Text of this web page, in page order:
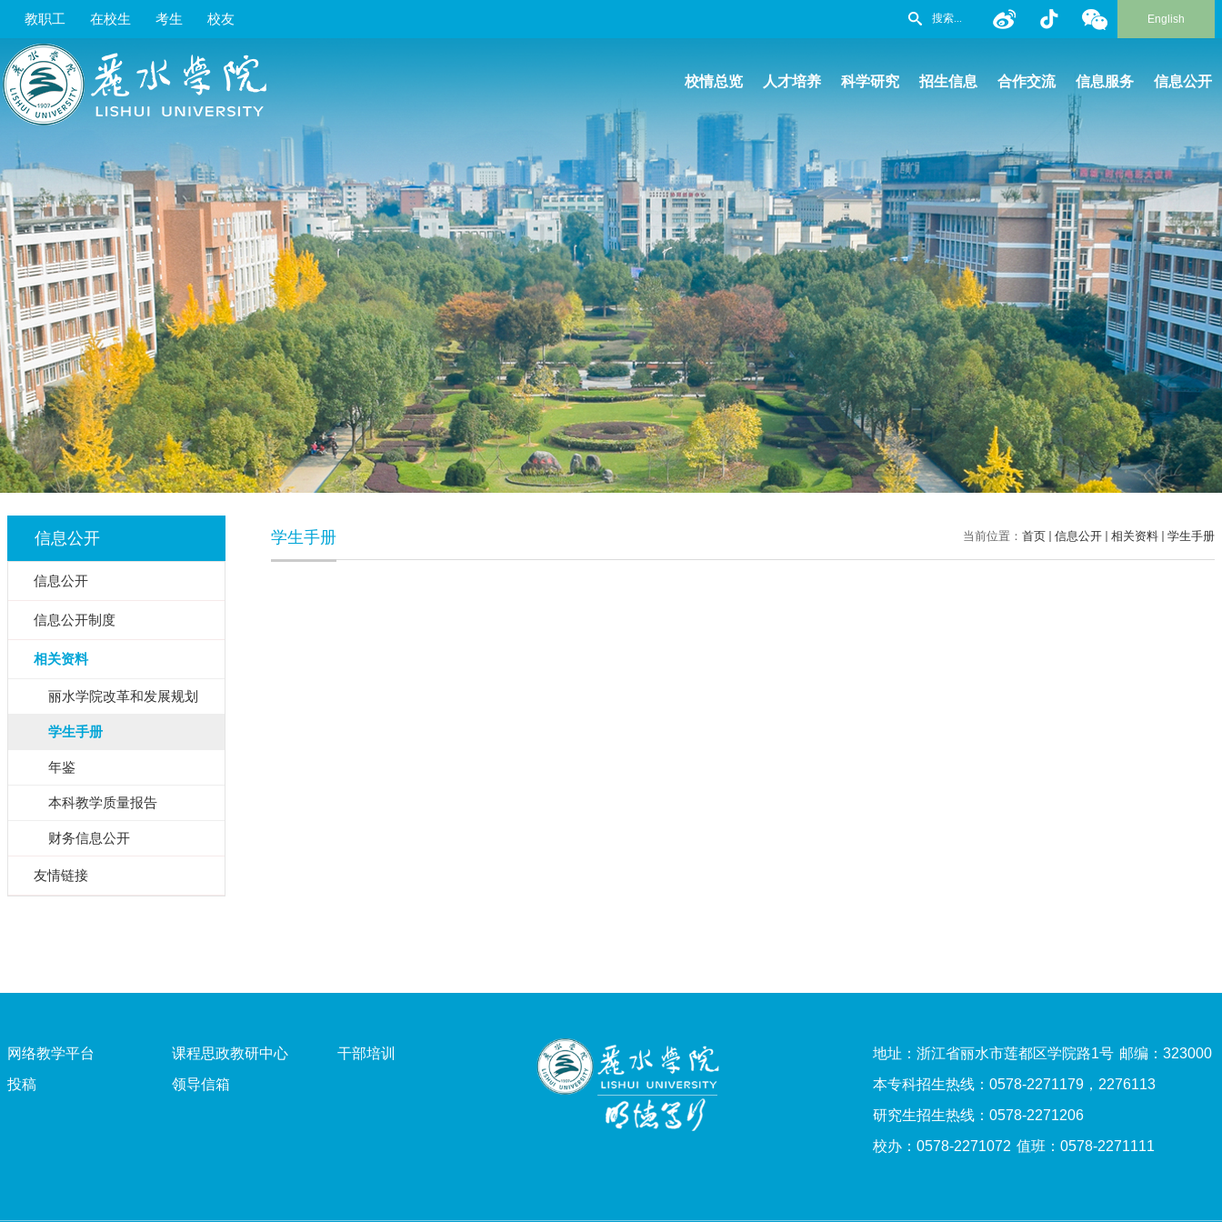
教职工 在校生 考生 校友 English
校情总览 人才培养 科学研究 招生信息 合作交流 信息服务 信息公开
信息公开
信息公开
信息公开制度
相关资料
丽水学院改革和发展规划
学生手册
年鉴
本科教学质量报告
财务信息公开
友情链接
当前位置： 首页 信息公开 相关资料 学生手册
学生手册
网络教学平台 课程思政教研中心
干部培训
投稿
领导信箱
地址：浙江省丽水市莲都区学院路1号 邮编：323000
本专科招生热线：0578-2271179，2276113
研究生招生热线：0578-2271206
校办：0578-2271072 值班：0578-2271111